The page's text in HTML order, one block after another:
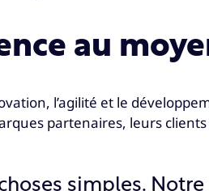
au
l’agilité et le
partenaires, leurs
simples.